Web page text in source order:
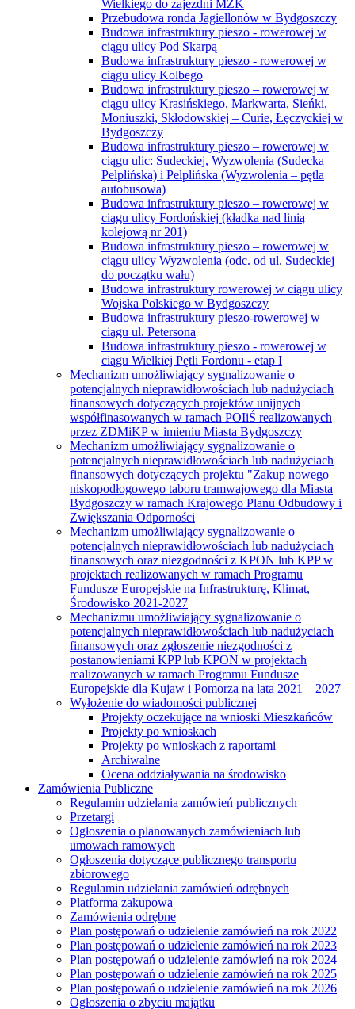
Wielkiego do zajezdni MZK
Przebudowa ronda Jagiellonów w Bydgoszczy
Budowa infrastruktury pieszo - rowerowej w
ciągu ulicy Pod Skarpą
Budowa infrastruktury pieszo - rowerowej w
ciągu ulicy Kolbego
Budowa infrastruktury pieszo – rowerowej w
ciągu ulicy Krasińskiego, Markwarta, Sieńki,
Moniuszki, Skłodowskiej – Curie, Łęczyckiej w
Bydgoszczy
Budowa infrastruktury pieszo – rowerowej w
ciągu ulic: Sudeckiej, Wyzwolenia (Sudecka –
Pelplińska) i Pelplińska (Wyzwolenia – pętla
autobusowa)
Budowa infrastruktury pieszo – rowerowej w
ciągu ulicy Fordońskiej (kładka nad linią
kolejową nr 201)
Budowa infrastruktury pieszo – rowerowej w
ciągu ulicy Wyzwolenia (odc. od ul. Sudeckiej
do początku wału)
Budowa infrastruktury rowerowej w ciągu ulicy
Wojska Polskiego w Bydgoszczy
Budowa infrastruktury pieszo-rowerowej w
ciągu ul. Petersona
Budowa infrastruktury pieszo - rowerowej w
ciągu Wielkiej Pętli Fordonu - etap I
Mechanizm umożliwiający sygnalizowanie o
potencjalnych nieprawidłowościach lub nadużyciach
finansowych dotyczących projektów unijnych
współfinasowanych w ramach POIiŚ realizowanych
przez ZDMiKP w imieniu Miasta Bydgoszczy
Mechanizm umożliwiający sygnalizowanie o
potencjalnych nieprawidłowościach lub nadużyciach
finansowych dotyczących projektu "Zakup nowego
niskopodłogowego taboru tramwajowego dla Miasta
Bydgoszczy w ramach Krajowego Planu Odbudowy i
Zwiększania Odporności
Mechanizm umożliwiający sygnalizowanie o
potencjalnych nieprawidłowościach lub nadużyciach
finansowych oraz niezgodności z KPON lub KPP w
projektach realizowanych w ramach Programu
Fundusze Europejskie na Infrastrukturę, Klimat,
Środowisko 2021-2027
Mechanizmu umożliwiający sygnalizowanie o
potencjalnych nieprawidłowościach lub nadużyciach
finansowych oraz zgłoszenie niezgodności z
postanowieniami KPP lub KPON w projektach
realizowanych w ramach Programu Fundusze
Europejskie dla Kujaw i Pomorza na lata 2021 – 2027
Wyłożenie do wiadomości publicznej
Projekty oczekujące na wnioski Mieszkańców
Projekty po wnioskach
Projekty po wnioskach z raportami
Archiwalne
Ocena oddziaływania na środowisko
Zamówienia Publiczne
Regulamin udzielania zamówień publicznych
Przetargi
Ogłoszenia o planowanych zamówieniach lub
umowach ramowych
Ogłoszenia dotyczące publicznego transportu
zbiorowego
Regulamin udzielania zamówień odrębnych
Platforma zakupowa
Zamówienia odrębne
Plan postępowań o udzielenie zamówień na rok 2022
Plan postępowań o udzielenie zamówień na rok 2023
Plan postępowań o udzielenie zamówień na rok 2024
Plan postępowań o udzielenie zamówień na rok 2025
Plan postępowań o udzielenie zamówień na rok 2026
Ogłoszenia o zbyciu majątku